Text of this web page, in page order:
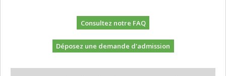
Consultez notre FAQ
Déposez une demande d'admission